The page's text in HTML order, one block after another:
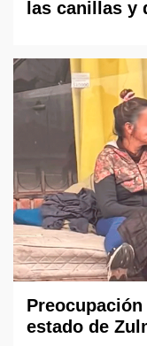
las canillas y
estado de